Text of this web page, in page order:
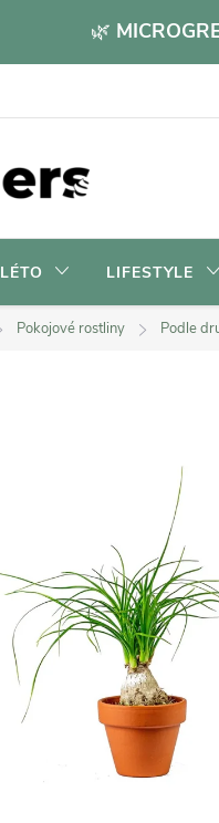
🌿
LÉTO LIFESTYLE
Pokojové rostliny Podle